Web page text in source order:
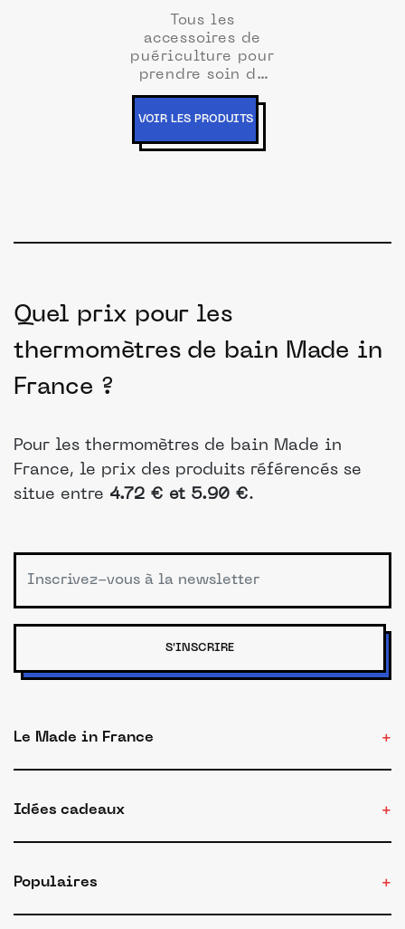
Tous les
accessoires de
puériculture pour
prendre soin de
bébé
VOIR LES PRODUITS
Quel prix pour les
thermomètres de bain Made in
France ?
Pour les thermomètres de bain Made in
France, le prix des produits référencés se
situe entre 4.72 € et 5.90 €.
S'INSCRIRE
Le Made in France
Idées cadeaux
Populaires